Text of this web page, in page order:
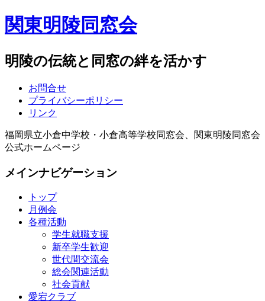
関東明陵同窓会
明陵の伝統と同窓の絆を活かす
お問合せ
プライバシーポリシー
リンク
福岡県立小倉中学校・小倉高等学校同窓会、関東明陵同窓会
公式ホームページ
メインナビゲーション
トップ
月例会
各種活動
学生就職支援
新卒学生歓迎
世代間交流会
総会関連活動
社会貢献
愛宕クラブ